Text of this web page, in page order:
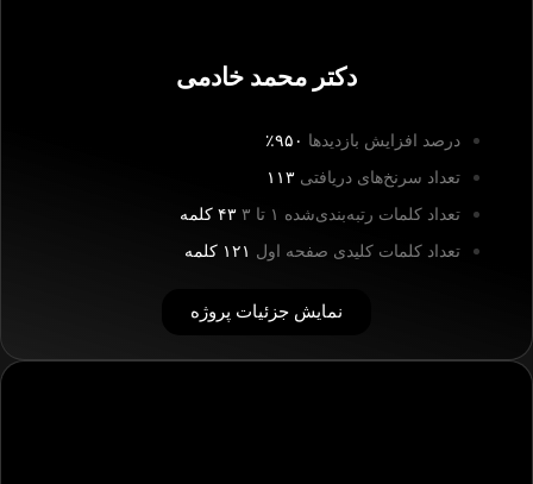
دکتر محمد خادمی
درصد افزایش بازدیدها ۹۵۰٪
تعداد سرنخ‌های دریافتی ۱۱۳
تعداد کلمات رتبه‌بندی‌شده ۱ تا ۳ ۴۳ کلمه
تعداد کلمات کلیدی صفحه اول ۱۲۱ کلمه
نمایش جزئیات پروژه